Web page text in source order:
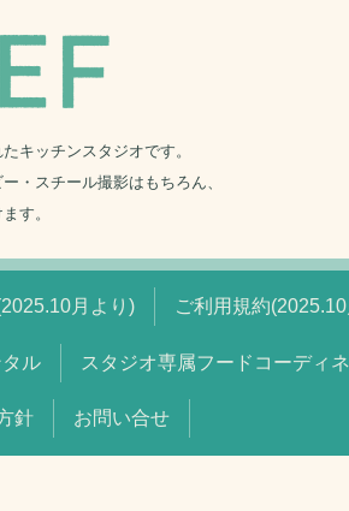
キッチンスタジオです。
・スチール撮影はもちろん、
す。
月より) ご利用規約
ル スタジオ専属フードコーディ
針 お問い合せ